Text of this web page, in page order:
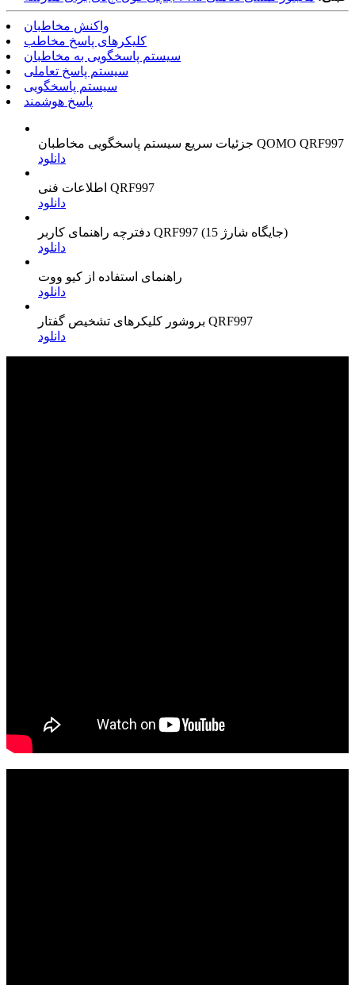
واکنش مخاطبان
کلیکرهای پاسخ مخاطب
سیستم پاسخگویی به مخاطبان
سیستم پاسخ تعاملی
سیستم پاسخگویی
پاسخ هوشمند
جزئیات سریع سیستم پاسخگویی مخاطبان QOMO QRF997
دانلود
اطلاعات فنی QRF997
دانلود
دفترچه راهنمای کاربر QRF997 (15 جایگاه شارژ)
دانلود
راهنمای استفاده از کیو ووت
دانلود
بروشور کلیکرهای تشخیص گفتار QRF997
دانلود